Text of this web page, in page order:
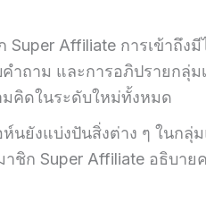
Affiliate การเข้าถึง
ำถาม และการอภิปรายกลุ่
คิดในระดับใหม่ทั้งหมด
ยังแบ่งปันสิ่งต่าง ๆ ในกลุ่
าชิก Super Affiliate อธิบา